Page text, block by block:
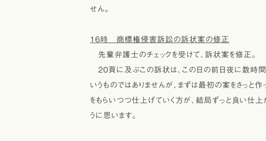
せん。
16時 商標権侵害訴訟の訴状案の修正
先輩弁護士のチェックを受けて、訴状案を修正。
20頁に及ぶこの訴状は、この日の前日夜に数時間
いうものではありませんが、まずは最初の案をさっ
をもらいつつ仕上げていく方が、結局ずっと良い仕
うに思います。